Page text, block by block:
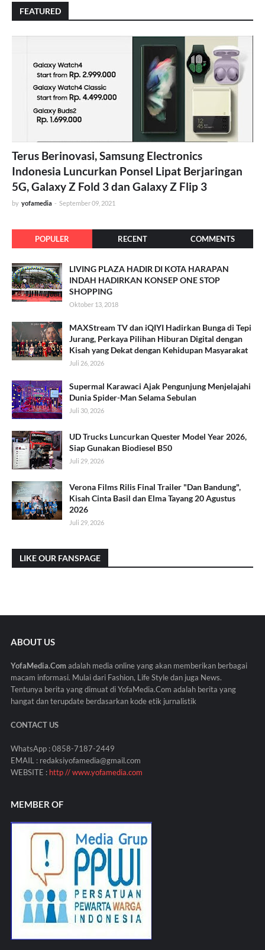
FEATURED
Terus Berinovasi, Samsung Electronics
Indonesia Luncurkan Ponsel Lipat Berjaringan
5G, Galaxy Z Fold 3 dan Galaxy Z Flip 3
by yofamedia - September 09, 2021
POPULER RECENT COMMENTS
LIVING PLAZA HADIR DI KOTA HARAPAN
INDAH HADIRKAN KONSEP ONE STOP
SHOPPING
Oktober 13, 2018
MAXStream TV dan iQIYI Hadirkan Bunga di Tepi
Jurang, Perkaya Pilihan Hiburan Digital dengan
Kisah yang Dekat dengan Kehidupan Masyarakat
Juli 26, 2026
Supermal Karawaci Ajak Pengunjung Menjelajahi
Dunia Spider-Man Selama Sebulan
Juli 30, 2026
UD Trucks Luncurkan Quester Model Year 2026,
Siap Gunakan Biodiesel B50
Juli 29, 2026
Verona Films Rilis Final Trailer "Dan Bandung",
Kisah Cinta Basil dan Elma Tayang 20 Agustus
2026
Juli 29, 2026
LIKE OUR FANSPAGE
ABOUT US
YofaMedia.Comadalah media online yang akan memberikan berbagai
macam informasi. Mulai dari Fashion, Life Style dan juga News.
Tentunya berita yang dimuat di YofaMedia.Com adalah berita yang
hangat dan terupdate berdasarkan kode etik jurnalistik
CONTACT US
WhatsApp : 0858-7187-2449
EMAIL : redaksiyofamedia@gmail.com
WEBSITE : http // www.yofamedia.com
MEMBER OF